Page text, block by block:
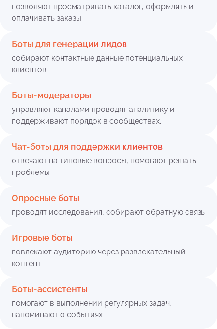
позволяют просматривать каталог, оформлять и
оплачивать заказы
Боты для генерации лидов
собирают контактные данные потенциальных
клиентов
Боты-модераторы
управляют каналами проводят аналитику и
поддерживают порядок в сообществах.
Чат-боты для поддержки клиентов
отвечают на типовые вопросы, помогают решать
проблемы
Опросные боты
проводят исследования, собирают обратную связь
Игровые боты
вовлекают аудиторию через развлекательный
контент
Боты-ассистенты
помогают в выполнении регулярных задач,
напоминают о событиях